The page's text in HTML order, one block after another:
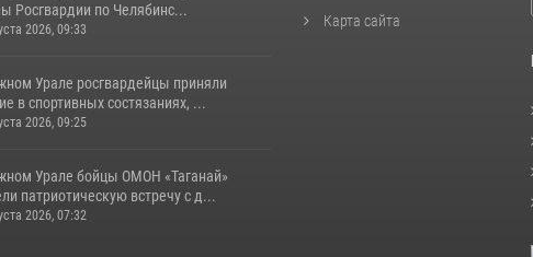
Росгвардии по Челябинс...
2026, 09:33
Урале росгвардейцы приняли
в спортивных состязаниях, ...
2026, 09:25
Урале бойцы ОМОН «Таганай»
патриотическую встречу с д...
2026, 07:32
Карта сайта